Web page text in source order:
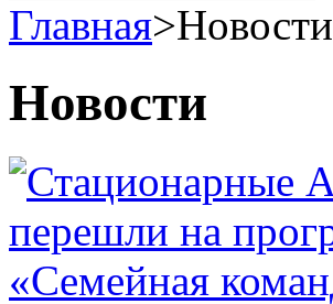
Главная>Новости
Новости